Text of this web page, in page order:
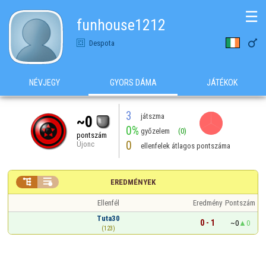
funhouse1212
Despota 
☰
NÉVJEGY GYORS DÁMA JÁTÉKOK
~0
pontszám
Újonc
3 játszma
0% győzelem (0)
0 ellenfelek átlagos pontszáma
EREDMÉNYEK
 
Ellenfél Eredmény Pontszám
Tuta30
(123)
0 - 1 ~0 0